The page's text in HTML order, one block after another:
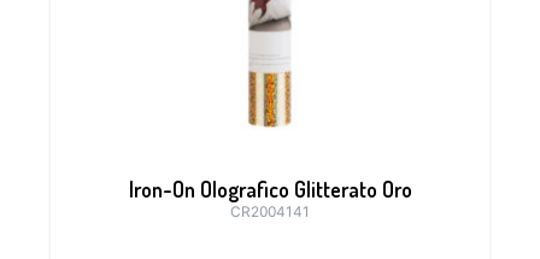
Iron-On Olografico Glitterato Oro
CR2004141